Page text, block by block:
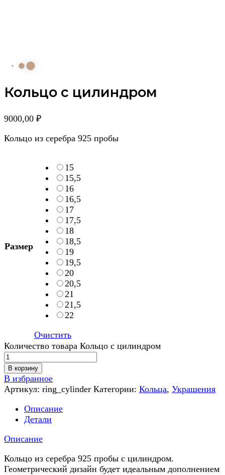
Кольцо с цилиндром
9000,00 ₽
Кольцо из серебра 925 пробы
Размер
15
15,5
16
16,5
17
17,5
18
18,5
19
19,5
20
20,5
21
21,5
22
Очистить
Количество товара Кольцо с цилиндром
В корзину
В избранное
Артикул: ring_cylinder Категории: Кольца, Украшения
Описание
Детали
Описание
Кольцо из серебра 925 пробы с цилиндром.
Геометрический дизайн будет идеальным дополнением